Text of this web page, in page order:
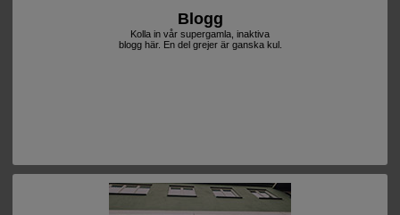
Blogg
Kolla in vår supergamla, inaktiva
blogg här. En del grejer är ganska kul.